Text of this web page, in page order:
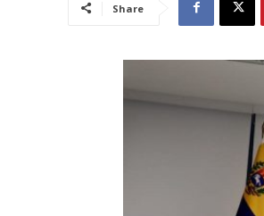
Share